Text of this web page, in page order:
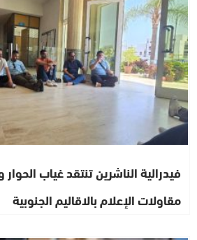
فيدرالية الناشرين تنتقد غياب
مقاولات الإعلام بالاقاليم الجنوبية